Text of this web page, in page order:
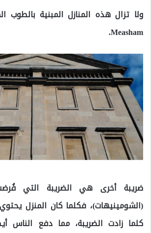
ولا تزال هذه المنازل المبنية بالطوب
Measham.
ضريبة أخرى هي الضريبة التي
(الشومينيهات)، فكلما كان المنزل
كلما زادت الضريبة، مما دفع الناس